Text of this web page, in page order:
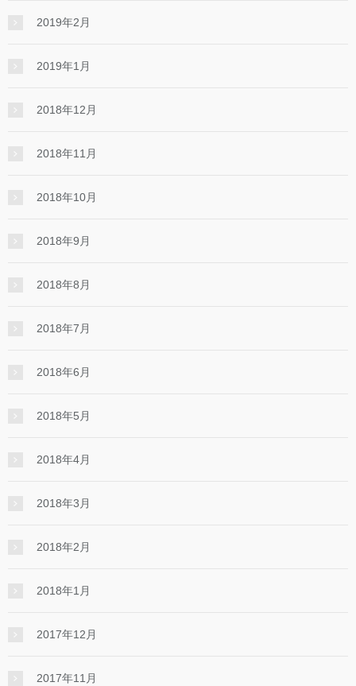
2019年2月
2019年1月
2018年12月
2018年11月
2018年10月
2018年9月
2018年8月
2018年7月
2018年6月
2018年5月
2018年4月
2018年3月
2018年2月
2018年1月
2017年12月
2017年11月